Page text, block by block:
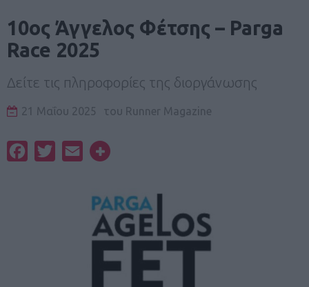
10ος Άγγελος Φέτσης – Parga
Race 2025
Δείτε τις πληροφορίες της διοργάνωσης
21 Μαΐου 2025 του Runner Magazine
FacebookTwitterEmail